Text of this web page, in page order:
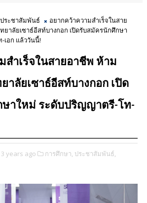
ประชาสัมพันธ์
อยากคว้าความสำเร็จในสาย
าลัยเซาธ์อีสท์บางกอก เปิดรับสมัครนักศึกษา
เอก แล้ววันนี้!
สำเร็จในสายอาชีพ ห้าม
าลัยเซาธ์อีสท์บางกอก เปิด
าใหม่ ระดับปริญญาตรี-โท-
3 years ago การศึกษา, ประชาสัมพันธ์,